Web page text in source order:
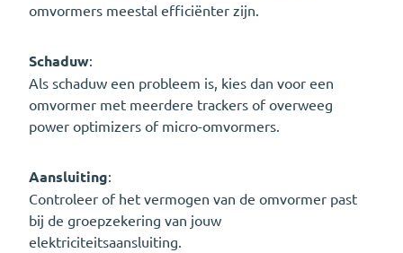
omvormers meestal efficiënter zijn.
Schaduw:
Als schaduw een probleem is, kies dan voor een
omvormer met meerdere trackers of overweeg
power optimizers of micro-omvormers.
Aansluiting:
Controleer of het vermogen van de omvormer past
bij de groepzekering van jouw
elektriciteitsaansluiting.